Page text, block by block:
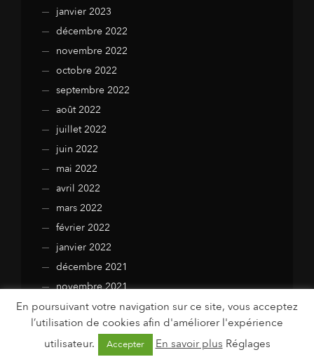
janvier 2023
décembre 2022
novembre 2022
octobre 2022
septembre 2022
août 2022
juillet 2022
juin 2022
mai 2022
avril 2022
mars 2022
février 2022
janvier 2022
décembre 2021
novembre 2021
octobre 2021
septembre 2021
août 2021
En poursuivant votre navigation sur ce site, vous acceptez
l’utilisation de cookies afin d'améliorer l'expérience
utilisateur.
Accepter En savoir plus Réglages